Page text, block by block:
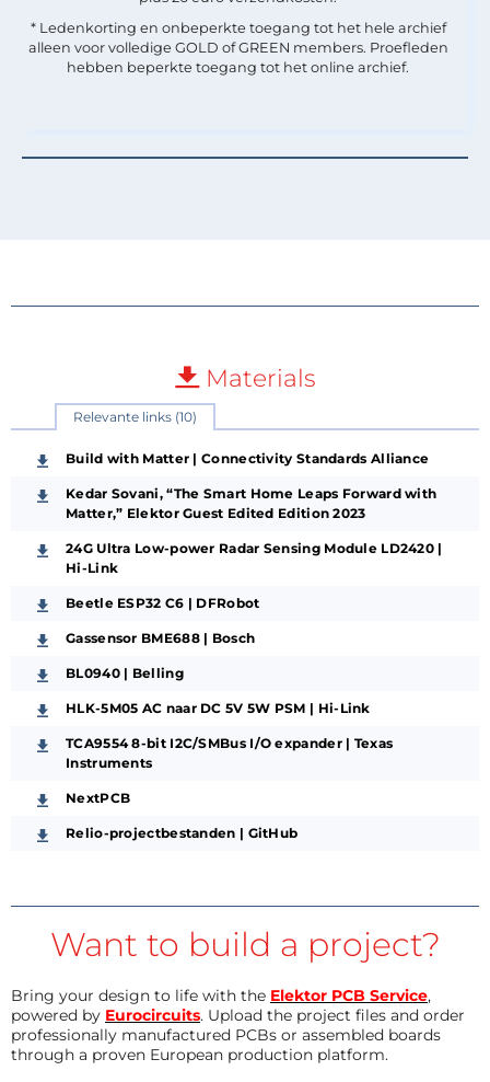
* Ledenkorting en onbeperkte toegang tot het hele archief
alleen voor volledige GOLD of GREEN members. Proefleden
hebben beperkte toegang tot het online archief.
Materials
Relevante links (10)
Build with Matter | Connectivity Standards Alliance
Kedar Sovani, “The Smart Home Leaps Forward with
Matter,” Elektor Guest Edited Edition 2023
24G Ultra Low-power Radar Sensing Module LD2420 |
Hi-Link
Beetle ESP32 C6 | DFRobot
Gassensor BME688 | Bosch
BL0940 | Belling
HLK-5M05 AC naar DC 5V 5W PSM | Hi-Link
TCA9554 8-bit I2C/SMBus I/O expander | Texas
Instruments
NextPCB
Relio-projectbestanden | GitHub
Want to build a project?
Bring your design to life with the Elektor PCB Service,
powered by Eurocircuits. Upload the project files and order
professionally manufactured PCBs or assembled boards
through a proven European production platform.